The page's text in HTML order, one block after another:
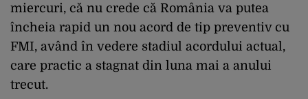
miercuri, că nu crede că România va putea
încheia rapid un nou acord de tip preventiv cu
FMI, având în vedere stadiul acordului actual,
care practic a stagnat din luna mai a anului
trecut.